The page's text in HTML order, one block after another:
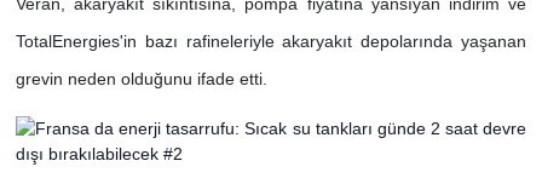
Veran, akaryakıt sıkıntısına, pompa fiyatına yansıyan indirim ve
TotalEnergies'in bazı rafineleriyle akaryakıt depolarında yaşanan
grevin neden olduğunu ifade etti.